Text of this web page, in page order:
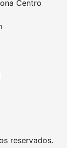
Centro
reservados.